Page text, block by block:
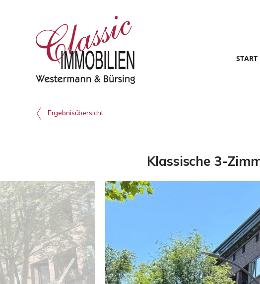
START
Ergebnisübersicht
Klassische 3-